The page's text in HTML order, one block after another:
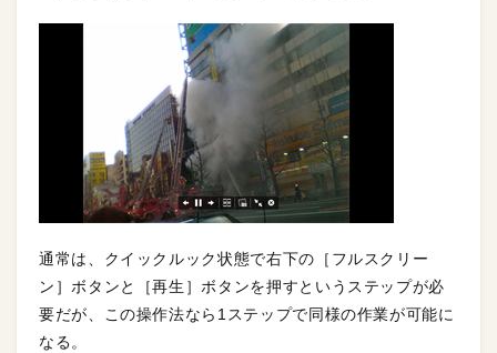
通常は、クイックルック状態で右下の［フルスクリー
ン］ボタンと［再生］ボタンを押すというステップが必
要だが、この操作法なら1ステップで同様の作業が可能に
なる。